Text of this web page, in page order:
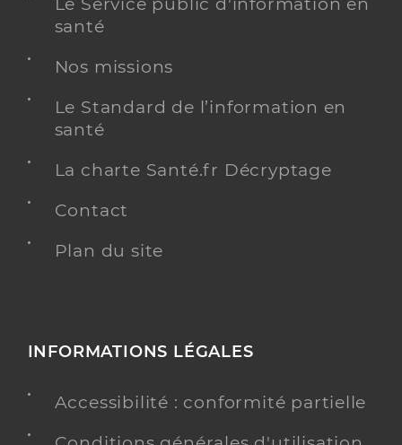
Le Service public d'information en
santé
Nos missions
Le Standard de l’information en
santé
La charte Santé.fr Décryptage
Contact
Plan du site
INFORMATIONS LÉGALES
Accessibilité : conformité partielle